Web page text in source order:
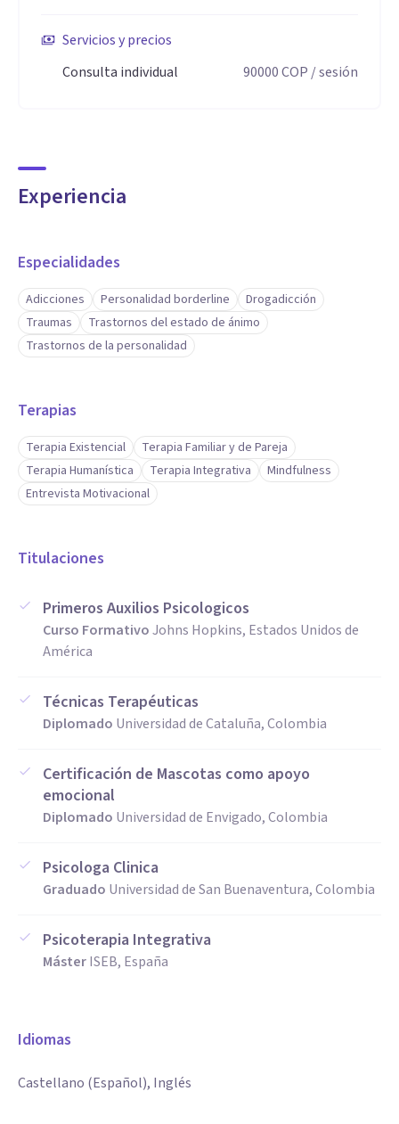
Servicios y precios
Consulta individual
90000COP / sesión
Experiencia
Especialidades
Adicciones Personalidad borderline
Drogadicción
Traumas
Trastornos del estado de ánimo
Trastornos de la personalidad
Terapias
Terapia Existencial
Terapia Familiar y de Pareja
Terapia Humanística
Terapia Integrativa
Mindfulness
Entrevista Motivacional
Titulaciones
Primeros Auxilios Psicologicos
Curso FormativoJohns Hopkins, Estados Unidos de
América
Técnicas Terapéuticas
Diplomado Universidad de Cataluña, Colombia
Certificación de Mascotas como apoyo
emocional
Diplomado Universidad de Envigado, Colombia
Psicologa Clinica
Graduado Universidad de San Buenaventura, Colombia
Psicoterapia Integrativa
MásterISEB, España
Idiomas
Castellano (Español), Inglés